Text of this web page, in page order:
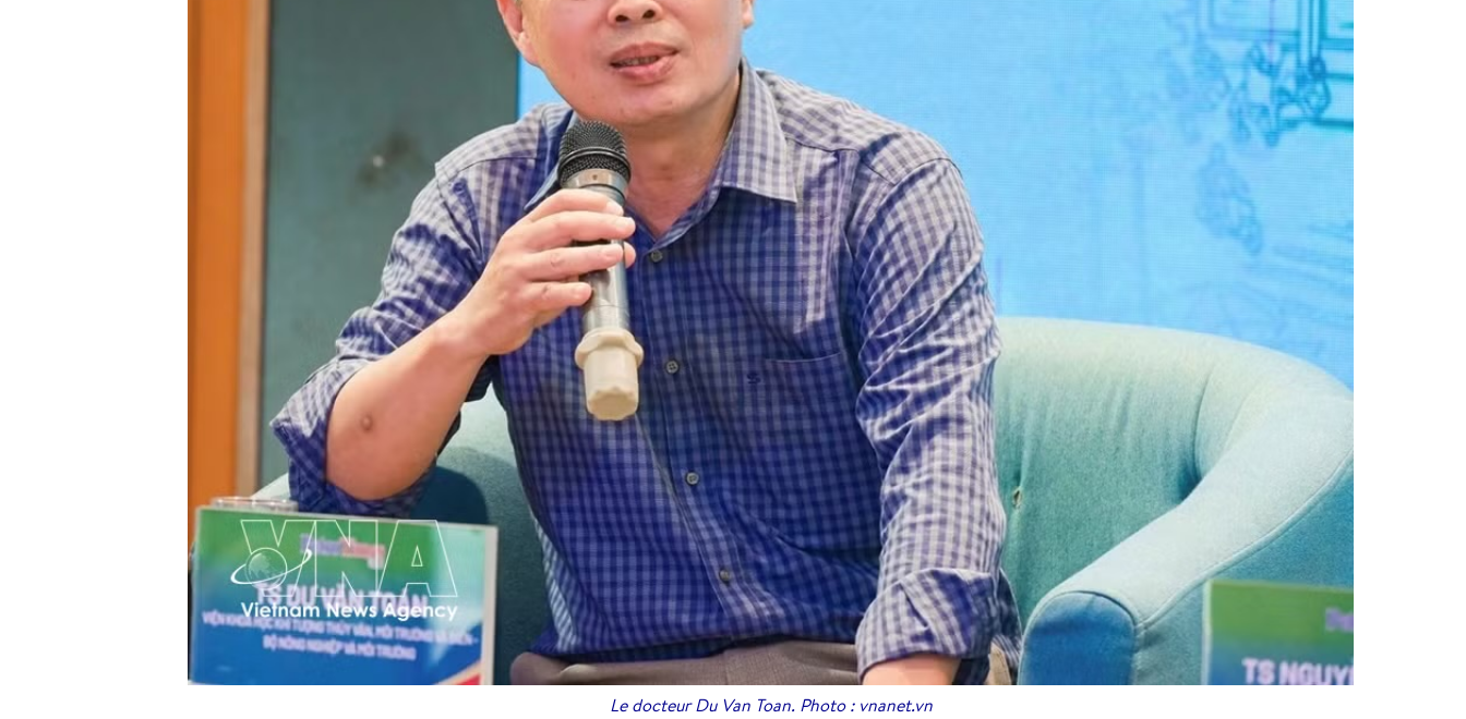
Le docteur Du Van Toan. Photo : vnanet.vn